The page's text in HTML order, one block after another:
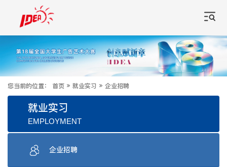
您当前的位置： 首页 » 就业实习 » 企业招聘
就业实习
EMPLOYMENT
企业招聘